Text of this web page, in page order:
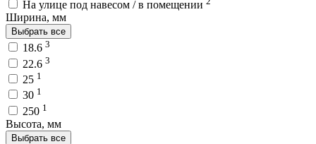
На улице под навесом / в помещении
Ширина, мм
Выбрать все
18.6 3
22.6 3
25 1
30 1
250 1
Высота, мм
Выбрать все